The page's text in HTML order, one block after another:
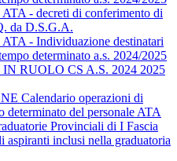
- decreti di conferimento di
da D.S.G.A.
- Individuazione destinatari
determinato a.s. 2024/2025
RUOLO CS A.S. 2024 2025
Calendario operazioni di
determinato del personale ATA
Provinciali di I Fascia
aspiranti inclusi nella graduatoria